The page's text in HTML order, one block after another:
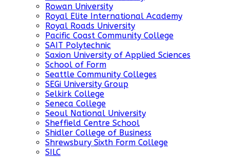
Rowan University
Royal Elite International Academy
Royal Roads University
Pacific Coast Community College
SAIT Polytechnic
Saxion University of Applied Sciences
School of Form
Seattle Community Colleges
SEGi University Group
Selkirk College
Seneca College
Seoul National University
Sheffield Centre School
Shidler College of Business
Shrewsbury Sixth Form College
SILC